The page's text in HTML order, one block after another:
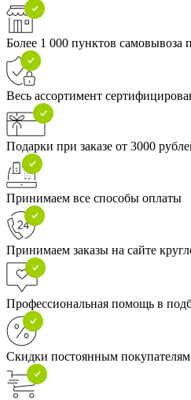
Более 1 000 пунктов самовывоза
Весь ассортимент
Подарки при заказе от 3000
Принимаем все способы оплаты
Принимаем заказы на сайте
Профессиональная помощь в
Скидки постоянным покупателям